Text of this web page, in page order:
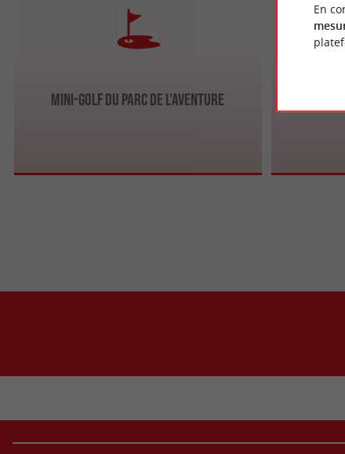
Mini-golf du Parc de l'Aventure
Chez
En